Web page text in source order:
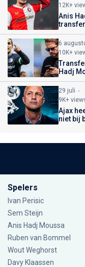
12K+
Anis
6
10K+
Hadj
29 juli
9K+
Ajax
niet bij
Spelers
Ivan Perisic
Sem Steijn
Anis Hadj Moussa
Ruben van Bommel
Wout Weghorst
Davy Klaassen